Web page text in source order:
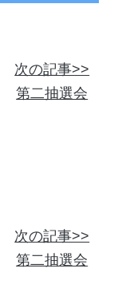
次の記事>>
第二抽選会
次の記事>>
第二抽選会